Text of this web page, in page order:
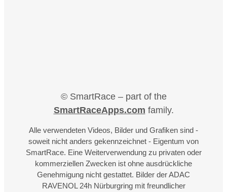
© SmartRace – part of the
SmartRaceApps.com family.
Alle verwendeten Videos, Bilder und Grafiken sind -
soweit nicht anders gekennzeichnet - Eigentum von
SmartRace. Eine Weiterverwendung zu privaten oder
kommerziellen Zwecken ist ohne ausdrückliche
Genehmigung nicht gestattet. Bilder der ADAC
RAVENOL 24h Nürburgring mit freundlicher